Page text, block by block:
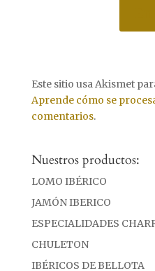
Este sitio usa Akismet
Aprende cómo se
comentarios.
Nuestros productos:
LOMO IBÉRICO
JAMÓN IBERICO
ESPECIALIDADES
CHULETON
IBÉRICOS DE BELLOTA